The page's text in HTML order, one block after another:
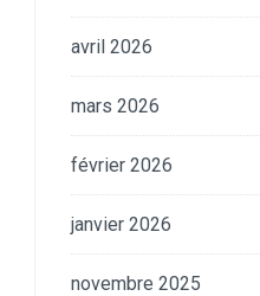
avril 2026
mars 2026
février 2026
janvier 2026
novembre 2025